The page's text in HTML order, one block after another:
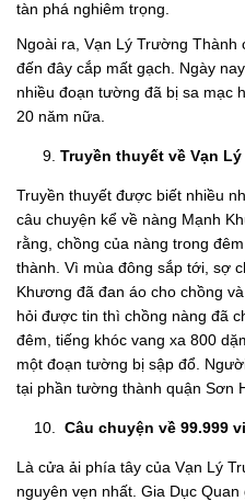
tàn phá nghiêm trọng.
Ngoài ra, Vạn Lý Trường Thành
đến đây cắp mất gạch. Ngày
nhiều đoạn tường đã bị sa mạc
20 năm nữa.
Truyền thuyết về Vạn
Truyền thuyết được biết nhiều
câu chuyện kể về nàng Mạnh
rằng, chồng của nàng trong
thành. Vì mùa đông sắp tới, sợ
Khương đã đan áo cho chồng
hỏi được tin thì chồng nàng đã
đêm, tiếng khóc vang xa 800
một đoạn tường bị sập đổ.
tại phần tường thành quận Sơn
Câu chuyện về 99.999
Là cửa ải phía tây của Vạn Lý
nguyên vẹn nhất. Gia Dục